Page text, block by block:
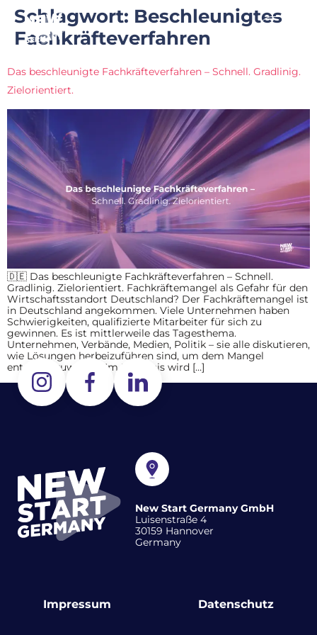
Schlagwort: Beschleunigtes
Fachkräfteverfahren
Das beschleunigte Fachkräfteverfahren – Schnell. Gradlinig.
Zielorientiert.
🇩🇪 Das beschleunigte Fachkräfteverfahren – Schnell.
Gradlinig. Zielorientiert. Fachkräftemangel als Gefahr für den
Wirtschaftsstandort Deutschland? Der Fachkräftemangel ist
in Deutschland angekommen. Viele Unternehmen haben
Schwierigkeiten, qualifizierte Mitarbeiter für sich zu
gewinnen. Es ist mittlerweile das Tagesthema.
Unternehmen, Verbände, Medien, Politik – sie alle diskutieren,
wie Lösungen herbeizuführen sind, um dem Mangel
entgegenzuwirken. Im Ergebnis wird […]
New Start Germany GmbH
Luisenstraße 4
30159 Hannover
Germany
Impressum Datenschutz